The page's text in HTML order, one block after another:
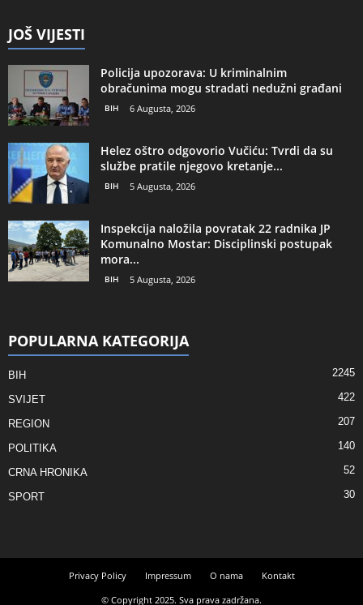
JOŠ VIJESTI
Policija upozorava: U kriminalnim
obračunima mogu stradati nedužni građani
BIH 6 Augusta, 2026
Helez oštro odgovorio Vučiću: Tvrdi da su
službe pratile njegovo kretanje...
BIH 5 Augusta, 2026
Inspekcija naložila povratak 22 radnika JP
Komunalno Mostar: Disciplinski postupak
mora...
BIH 5 Augusta, 2026
POPULARNA KATEGORIJA
BIH 2245
SVIJET 422
REGION 207
POLITIKA 140
CRNA HRONIKA 52
SPORT 30
Privacy Policy Impressum O nama
Kontakt
© Copyright 2025. Sva prava zadržana.